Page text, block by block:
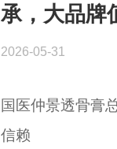
承，大品牌
2026-05-31
国医仲景透骨膏
信赖